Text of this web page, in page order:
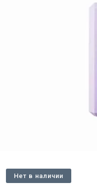
Нет в наличии